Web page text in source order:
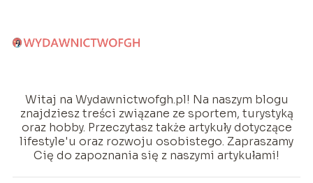
Witaj na Wydawnictwofgh.pl! Na naszym blogu
znajdziesz treści związane ze sportem, turystyką
oraz hobby. Przeczytasz także artykuły dotyczące
lifestyle'u oraz rozwoju osobistego. Zapraszamy
Cię do zapoznania się z naszymi artykułami!